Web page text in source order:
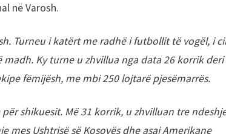
në Varosh.
Turneu i katërt me radhë i futbollit të vogël, i
Ky turne u zhvillua nga data 26 korrik deri
fëmijësh, me mbi 250 lojtarë pjesëmarrës.
shikuesit. Më 31 korrik, u zhvilluan tre
mes Ushtrisë së Kosovës dhe asaj Amerikane